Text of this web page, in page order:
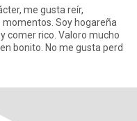
me gusta reír,
Soy hogareña
comer rico. Valoro mucho
bonito. No me gusta perd